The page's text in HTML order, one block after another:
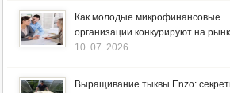
Как молодые микрофинансовые
организации конкурируют на
10. 07. 2026
Выращивание тыквы Enzo: